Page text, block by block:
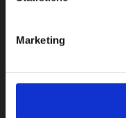
Marketing